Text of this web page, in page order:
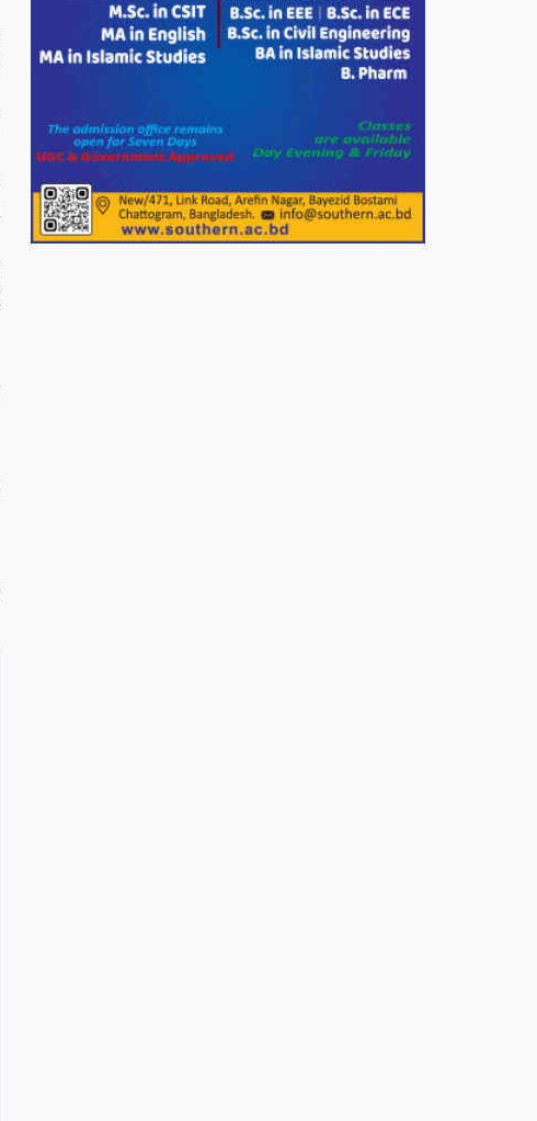
৫’শতাধিক হতদরিদ্র পরিবারের মাঝে
খাদ্যসামগ্রী বিতরণ করেন মনজুর
পরিবেশ রক্ষায় পাটগ্রামে ইহসান ইয়ুথ
সার্কেলের বৃক্ষরোপণ
মিরপুর-১১ নম্বরে দুর্বৃত্তদের গুলিতে
বিএনপি নেতা গুরুতর আহত